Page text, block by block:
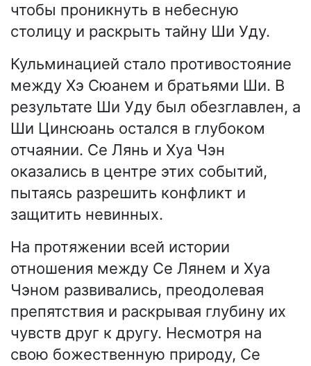
чтобы проникнуть в небесную
столицу и раскрыть тайну Ши Уду.
Кульминацией стало противостояние
между Хэ Сюанем и братьями Ши. В
результате Ши Уду был обезглавлен, а
Ши Цинсюань остался в глубоком
отчаянии. Се Лянь и Хуа Чэн
оказались в центре этих событий,
пытаясь разрешить конфликт и
защитить невинных.
На протяжении всей истории
отношения между Се Лянем и Хуа
Чэном развивались, преодолевая
препятствия и раскрывая глубину их
чувств друг к другу. Несмотря на
свою божественную природу, Се